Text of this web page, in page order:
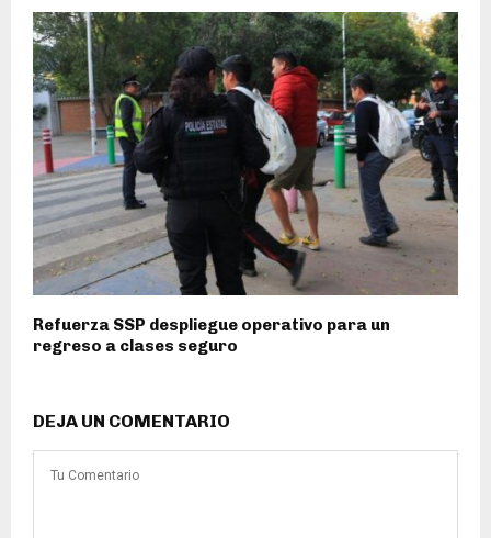
Refuerza SSP despliegue operativo para un
regreso a clases seguro
DEJA UN COMENTARIO